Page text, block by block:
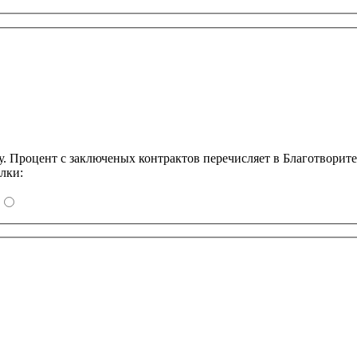
с заключеных контрактов перечисляет в